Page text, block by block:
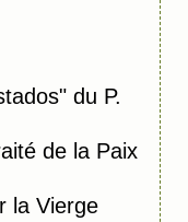
du P.
de la Paix
la Vierge